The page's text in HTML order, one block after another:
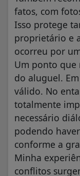
fatos, com
Isso protege
proprietário e
ocorreu por
Um ponto que
do aluguel.
válido. No
totalmente
necessário
podendo
conforme a
Minha
conflitos